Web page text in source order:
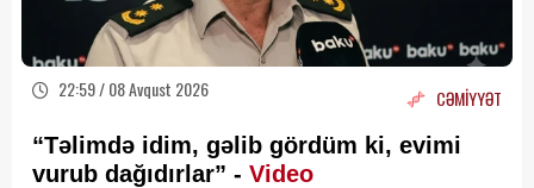
22:59 / 08 Avqust 2026 CƏMİYYƏT
“Təlimdə idim, gəlib gördüm ki, evimi
vurub dağıdırlar” - Video